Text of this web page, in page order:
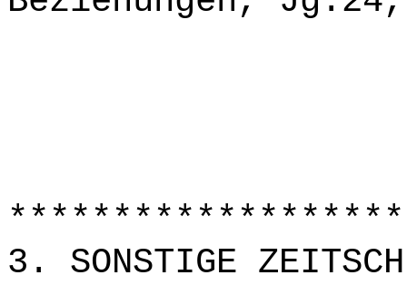
3. SONSTIGE